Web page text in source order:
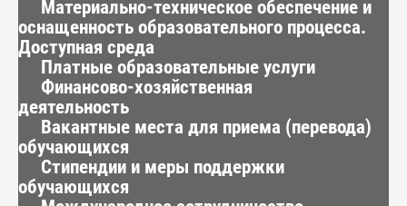
Материально-техническое обеспечение и
оснащенность образовательного процесса.
Доступная среда
Платные образовательные услуги
Финансово-хозяйственная
деятельность
Вакантные места для приема (перевода)
обучающихся
Стипендии и меры поддержки
обучающихся